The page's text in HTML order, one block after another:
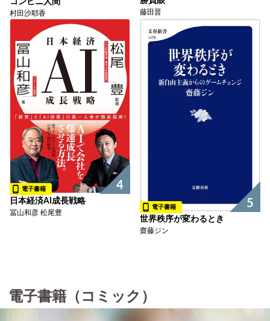
コンビニ人間
村田沙耶香 藤田晋
4
電子書籍
日本経済AI成長戦略
冨山和彦 松尾豊
5
電子書籍
世界秩序が変わるとき
齋藤ジン
電子書籍（コミック）